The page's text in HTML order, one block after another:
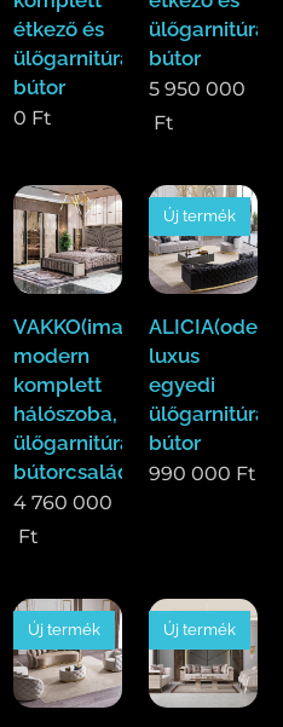
étkező és
ülőgarnitúra
bútor
0 Ft
ülőgarnitúra
bútor
5 950 000
Ft
VAKKO(ima)Luxus
modern
komplett
hálószoba,
ülőgarnitúra,étkező
bútorcsalád!
4 760 000
Ft
ALICIA(ode)
luxus
egyedi
ülőgarnitúra
bútor
Új termék
990 000 Ft
Új termék Új termék